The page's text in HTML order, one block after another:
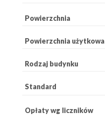
Powierzchnia
Powierzchnia użytkowa
Rodzaj budynku
Standard
Opłaty wg liczników